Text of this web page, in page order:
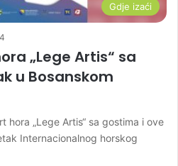
Gdje izaći
„Lege Artis“ sa
u Bosanskom
hora „Lege Artis“ sa gostima i ove
Internacionalnog horskog